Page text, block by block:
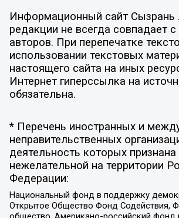
Информационный сайт Сызрань
редакции не всегда совпадает
авторов. При перепечатке
использовании текстовых
настоящего сайта на иных
Интернет гиперссылка на
обязательна.
* Перечень иностранных и
неправительственных
деятельность которых признана
нежелательной на территории
Федерации:
Национальный фонд в поддержку
Открытое Общество Фонд Содействия,